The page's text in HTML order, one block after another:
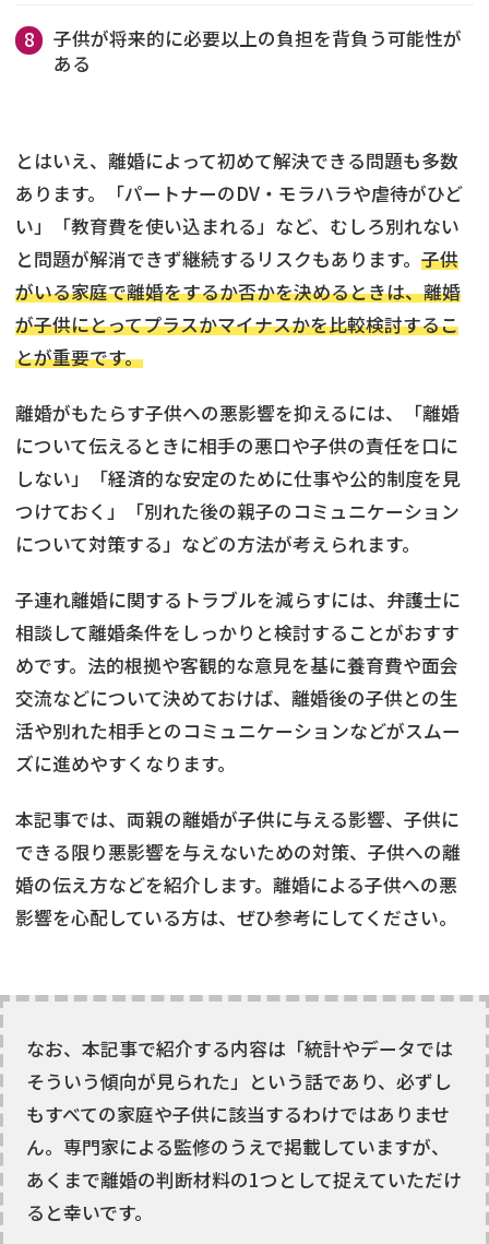
子供が将来的に必要以上の負担を背負う可能性が
ある
とはいえ、離婚によって初めて解決できる問題も多数
あります。「パートナーのDV・モラハラや虐待がひど
い」「教育費を使い込まれる」など、むしろ別れない
と問題が解消できず継続するリスクもあります。 子供
がいる家庭で離婚をするか否かを決めるときは、離婚
が子供にとってプラスかマイナスかを比較検討するこ
とが重要です。
離婚がもたらす子供への悪影響を抑えるには、「離婚
について伝えるときに相手の悪口や子供の責任を口に
しない」「経済的な安定のために仕事や公的制度を見
つけておく」「別れた後の親子のコミュニケーション
について対策する」などの方法が考えられます。
子連れ離婚に関するトラブルを減らすには、弁護士に
相談して離婚条件をしっかりと検討することがおすす
めです。法的根拠や客観的な意見を基に養育費や面会
交流などについて決めておけば、離婚後の子供との生
活や別れた相手とのコミュニケーションなどがスムー
ズに進めやすくなります。
本記事では、両親の離婚が子供に与える影響、子供に
できる限り悪影響を与えないための対策、子供への離
婚の伝え方などを紹介します。離婚による子供への悪
影響を心配している方は、ぜひ参考にしてください。
なお、本記事で紹介する内容は「統計やデータでは
そういう傾向が見られた」という話であり、必ずし
もすべての家庭や子供に該当するわけではありませ
ん。専門家による監修のうえで掲載していますが、
あくまで離婚の判断材料の1つとして捉えていただけ
ると幸いです。